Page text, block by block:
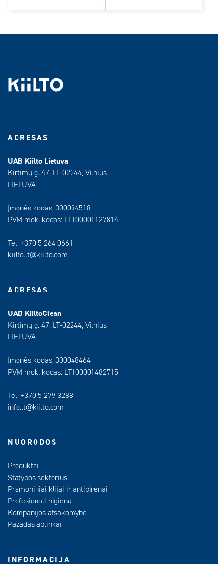
ADRESAS
UAB Kiilto Lietuva
Kirtimų g. 47, LT-02244, Vilnius
LIETUVA
Įmonės kodas: 300034518
PVM mok. kodas: LT100001127814
Tel. +370 5 264 0661
kiilto.lt@kiilto.com
ADRESAS
UAB KiiltoClean
Kirtimų g. 47, LT-02244, Vilnius
LIETUVA
Įmonės kodas: 300048464
PVM mok. kodas: LT100001482715
Tel. +370 5 279 3288
info.lt@kiilto.com
NUORODOS
Produktai
Statybos sektorius
Pramoniniai klijai ir antipirenai
Profesionali higiena
Kompanijos atsakomybė
Pažadas aplinkai
INFORMACIJA